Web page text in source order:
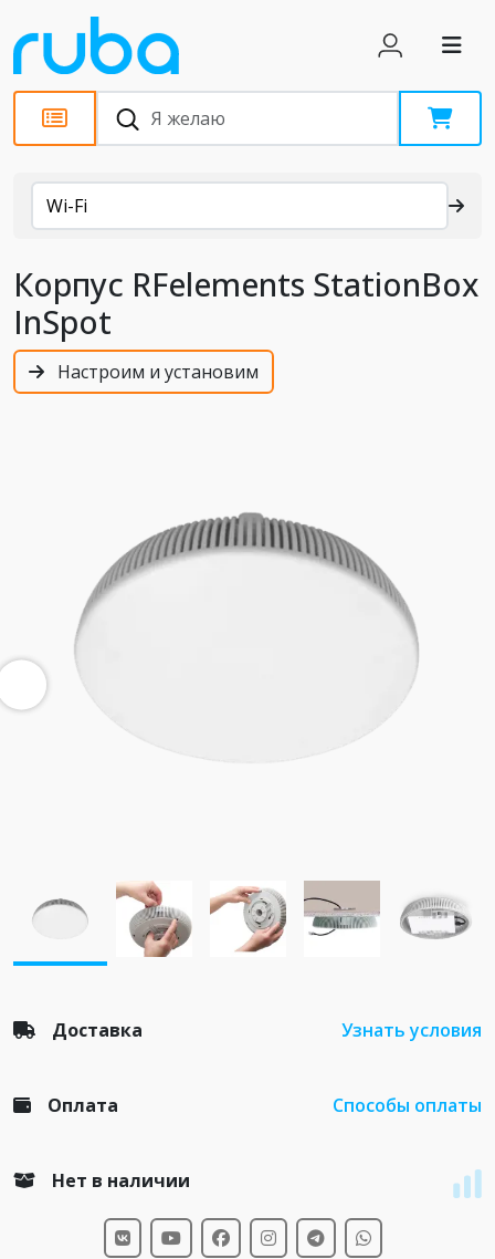
Каталог
Wi-Fi
Корпус RFelements StationBox
InSpot
Настроим и установим
Доставка Узнать условия
Оплата Способы оплаты
Нет в наличии